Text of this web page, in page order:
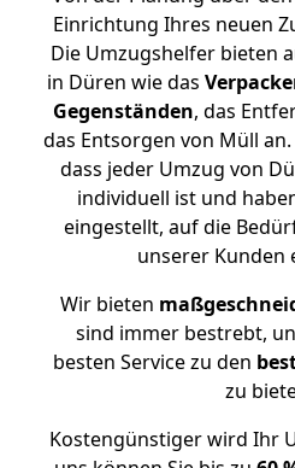
Einrichtung Ihres neuen
Die Umzugshelfer bieten
in Düren wie das
Gegenständen, das
das Entsorgen von Müll
dass jeder Umzug von
individuell ist und
eingestellt, auf die
unserer Kunden
Wir bieten
sind immer bestrebt,
besten Service zu den
zu
Kostengünstiger wird Ihr